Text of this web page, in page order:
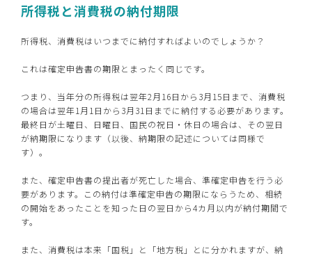
所得税と消費税の納付期限
所得税、消費税はいつまでに納付すればよいのでしょうか？
これは確定申告書の期限とまったく同じです。
つまり、当年分の所得税は翌年2月16日から3月15日まで、消費税
の場合は翌年1月1日から3月31日までに納付する必要があります。
最終日が土曜日、日曜日、国民の祝日・休日の場合は、その翌日
が納期限になります（以後、納期限の記述については同様で
す）。
また、確定申告書の提出者が死亡した場合、準確定申告を行う必
要があります。この納付は準確定申告の期限にならうため、相続
の開始をあったことを知った日の翌日から4カ月以内が納付期間で
す。
また、消費税は本来「国税」と「地方税」とに分かれますが、納